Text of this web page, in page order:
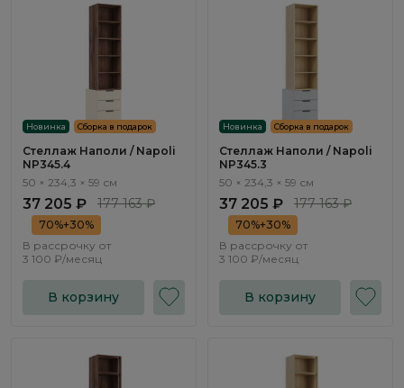
Новинка Сборка в подарок
Стеллаж Наполи / Napoli
NP345.4
50 × 234,3 × 59 см
37 205 ₽ 177 163 ₽
70%+30%
В рассрочку от
3 100 ₽/месяц
В корзину
Новинка Сборка в подарок
Стеллаж Наполи / Napoli
NP345.3
50 × 234,3 × 59 см
37 205 ₽ 177 163 ₽
70%+30%
В рассрочку от
3 100 ₽/месяц
В корзину